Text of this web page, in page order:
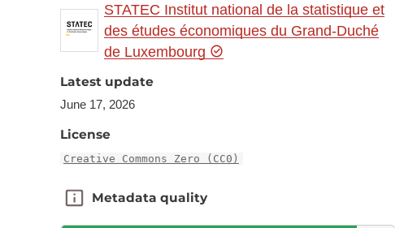
STATEC Institut national de la statistique et
des études économiques du Grand-Duché
de Luxembourg
Latest update
June 17, 2026
License
Creative Commons Zero (CC0)
Metadata quality
Metadata quality